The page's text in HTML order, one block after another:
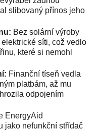
slibovaný přínos jeho
Bez solární výroby
síti, což vedlo
které si nemohl
Finanční tíseň vedla
platbám, až mu
odpojením
EnergyAid
jako nefunkční střídač